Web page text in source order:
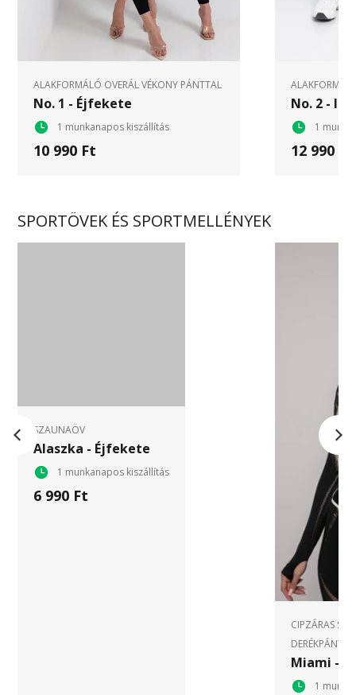
ALAKFORMÁLÓ OVERÁL VÉKONY PÁNTTAL
No. 1 - Éjfekete
1 munkanapos kiszállítás
10 990 Ft
No. 2 -
1
12 990 Ft
SPORTÖVEK ÉS SPORTMELLÉNYEK
SZAUNAÖV
Alaszka - Éjfekete
1 munkanapos kiszállítás
6 990 Ft
CIPZÁRAS
Miami -
1